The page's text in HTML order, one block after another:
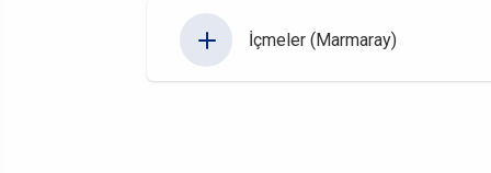
İçmeler (Marmaray)